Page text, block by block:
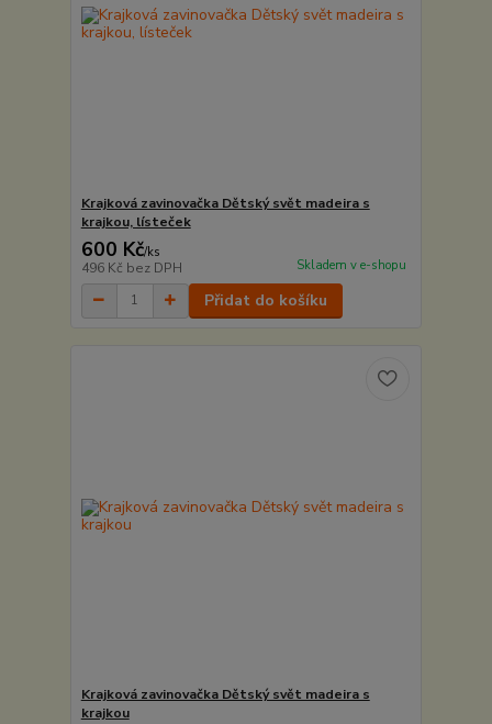
Krajková zavinovačka Dětský svět madeira s
krajkou, lísteček
600 Kč/ks
496 Kč bez DPH Skladem v e-shopu
Přidat do košíku
Krajková zavinovačka Dětský svět madeira s
krajkou